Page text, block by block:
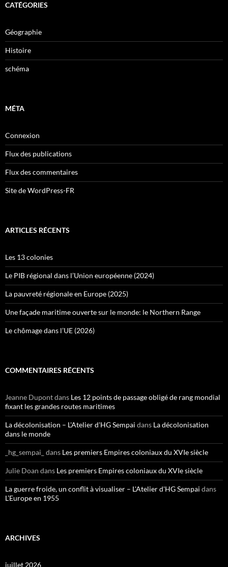
CATÉGORIES
Géographie
Histoire
schéma
MÉTA
Connexion
Flux des publications
Flux des commentaires
Site de WordPress-FR
ARTICLES RÉCENTS
Les 13 colonies
Le PIB régional dans l’Union européenne (2024)
La pauvreté régionale en Europe (2025)
Une façade maritime ouverte sur le monde: le Northern Range
Le chômage dans l’UE (2026)
COMMENTAIRES RÉCENTS
Jeanne Dupontdans Les 12 points de passage obligé de rang mondial
fixant les grandes routes maritimes
La décolonisation – L'Atelier d'HG Sempai dans La décolonisation
dans le monde
_hg_sempai_ dans Les premiers Empires coloniaux du XVIe siècle
Julie Doan dans Les premiers Empires coloniaux du XVIe siècle
La guerre froide, un conflit à visualiser – L'Atelier d'HG Sempai dans
L’Europe en 1955
ARCHIVES
juillet 2026